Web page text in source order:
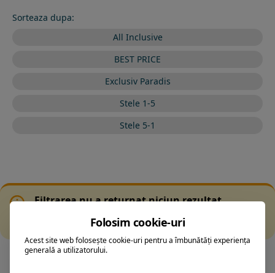
Sorteaza dupa:
All Inclusive
BEST PRICE
Exclusiv Paradis
Stele 1-5
Stele 5-1
Filtrarea nu a returnat niciun rezultat
Folosim cookie-uri
Acest site web folosește cookie-uri pentru a îmbunătăți experiența
generală a utilizatorului.